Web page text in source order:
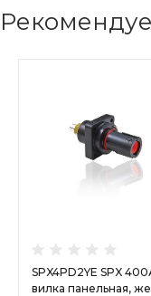
SPX4PD2YE SPX
вилка панельная,